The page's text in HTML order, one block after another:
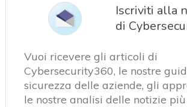
Iscriviti alla
di
Vuoi ricevere gli articoli di
Cybersecurity360, le nostre
sicurezza delle aziende, gli
le nostre analisi delle notizie